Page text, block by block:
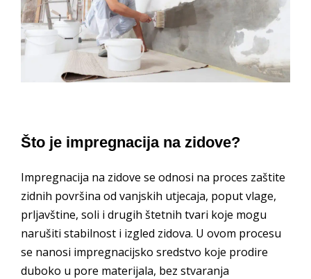
Što je impregnacija na zidove?
Impregnacija na zidove se odnosi na proces zaštite
zidnih površina od vanjskih utjecaja, poput vlage,
prljavštine, soli i drugih štetnih tvari koje mogu
narušiti stabilnost i izgled zidova. U ovom procesu
se nanosi impregnacijsko sredstvo koje prodire
duboko u pore materijala, bez stvaranja